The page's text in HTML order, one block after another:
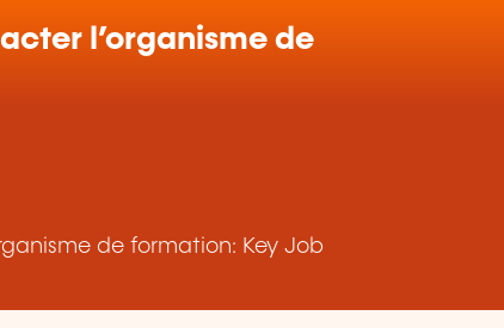
l’organisme de
de formation: Key Job